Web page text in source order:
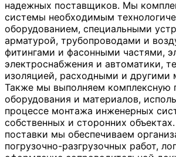
надежных поставщиков. Мы
системы необходимым
оборудованием, специальными
арматурой, трубопроводами и
фитингами и фасонными частями,
электроснабжения и автоматики,
изоляцией, расходными и другими
Также мы выполняем комплексную
оборудования и материалов,
процессе монтажа инженерных
собственных и сторонних
поставки мы обеспечиваем
погрузочно-разгрузочных работ,